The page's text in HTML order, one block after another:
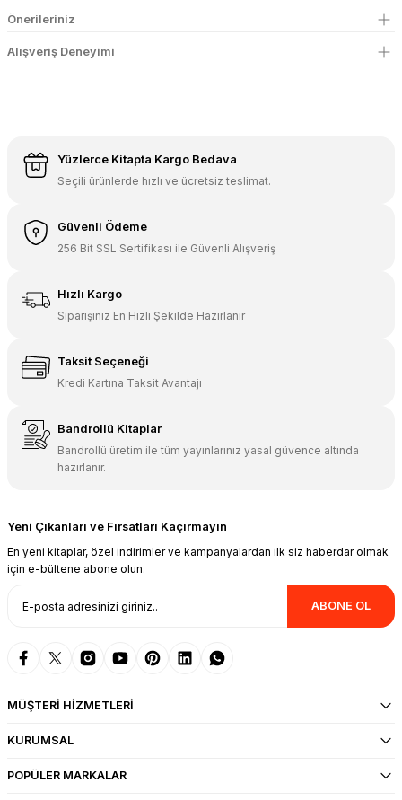
Önerileriniz
Alışveriş Deneyimi
Yüzlerce Kitapta Kargo Bedava
Seçili ürünlerde hızlı ve ücretsiz teslimat.
Güvenli Ödeme
256 Bit SSL Sertifikası ile Güvenli Alışveriş
Hızlı Kargo
Siparişiniz En Hızlı Şekilde Hazırlanır
Taksit Seçeneği
Kredi Kartına Taksit Avantajı
Bandrollü Kitaplar
Bandrollü üretim ile tüm yayınlarınız yasal güvence altında
hazırlanır.
Yeni Çıkanları ve Fırsatları Kaçırmayın
En yeni kitaplar, özel indirimler ve kampanyalardan ilk siz haberdar olmak
için e-bültene abone olun.
ABONE OL
MÜŞTERİ HİZMETLERİ
KURUMSAL
POPÜLER MARKALAR